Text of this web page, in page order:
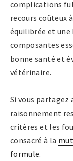
complications
recours coûteux
équilibrée et une
composantes
bonne santé et
vétérinaire.
Si vous partagez
raisonnement
critères et les
consacré à la
formule.